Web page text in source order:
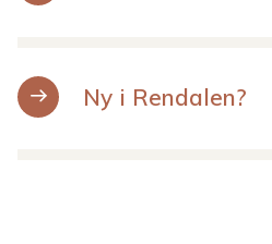
Ny i Rendalen?